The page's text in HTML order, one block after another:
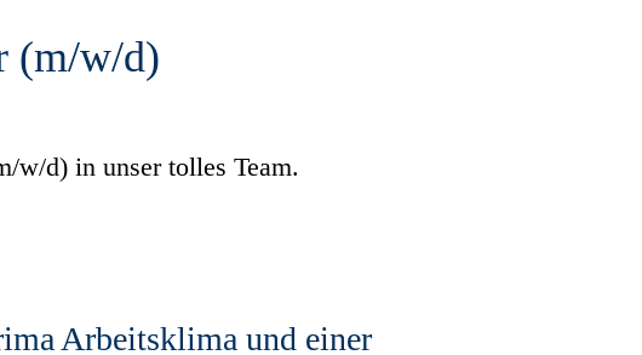
(m/w/d)
w/d) in unser tolles Team.
Arbeitsklima und einer